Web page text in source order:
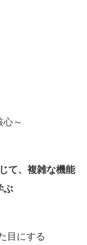
～
て、複雑な機能
ぶ
目にする